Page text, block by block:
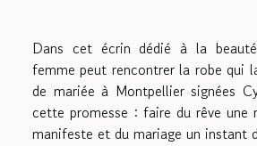
Dans cet écrin dédié à la
femme peut rencontrer la robe qui
de mariée à Montpellier signées
cette promesse : faire du rêve une
manifeste et du mariage un instant